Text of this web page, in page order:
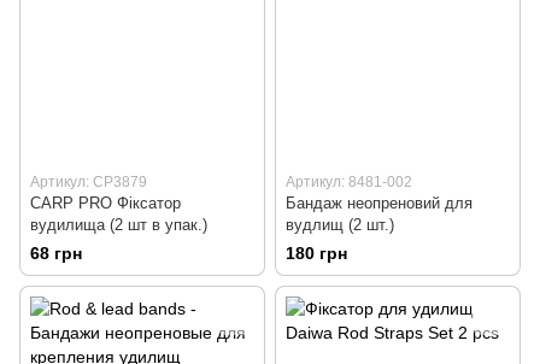
Артикул: CP3879
CARP PRO Фiксатор
вудилища (2 шт в упак.)
68 грн
Артикул: 8481-002
Бандаж неопреновий для
вудлищ (2 шт.)
180 грн